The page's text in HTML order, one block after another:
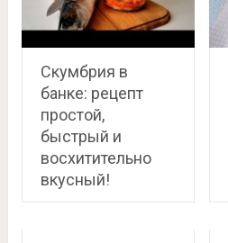
Скумбрия в
банке: рецепт
простой,
быстрый и
восхитительно
вкусный!